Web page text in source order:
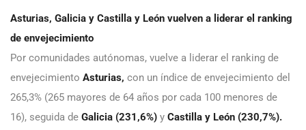
Asturias, Galicia y Castilla y León vuelven a liderar el ranking
de envejecimiento
Por comunidades autónomas, vuelve a liderar el ranking de
envejecimiento Asturias, con un índice de envejecimiento del
265,3% (265 mayores de 64 años por cada 100 menores de
16), seguida de Galicia (231,6%) y Castilla y León (230,7%).